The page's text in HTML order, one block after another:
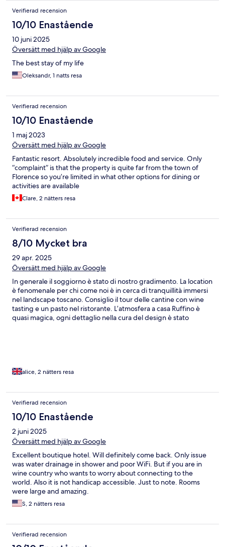
made us feel truly valued as guests. We would highly
recommend Casa Ruffino to anyone looking for a memorable
and enjoyable stay in Toscana. Thank you to the entire team for
such a fantastic experience! We will be back.
Verifierad recension
10/10 Enastående
10 juni 2025
Översätt med hjälp av Google
The best stay of my life
Oleksandr, 1 natts resa
Verifierad recension
10/10 Enastående
1 maj 2023
Översätt med hjälp av Google
Fantastic resort. Absolutely incredible food and service. Only
“complaint” is that the property is quite far from the town of
Florence so you’re limited in what other options for dining or
activities are available
Clare, 2 nätters resa
Verifierad recension
8/10 Mycket bra
29 apr. 2025
Översätt med hjälp av Google
In generale il soggiorno è stato di nostro gradimento. La location
è fenomenale per chi come noi è in cerca di tranquillità immersi
nel landscape toscano. Consiglio il tour delle cantine con wine
tasting e un pasto nel ristorante. L’atmosfera a casa Ruffino è
quasi magica, ogni dettaglio nella cura del design è stato
alice, 2 nätters resa
Verifierad recension
10/10 Enastående
2 juni 2025
Översätt med hjälp av Google
Excellent boutique hotel. Will definitely come back. Only issue
was water drainage in shower and poor WiFi. But if you are in
wine country who wants to worry about connecting to the
world. Also it is not handicap accessible. Just to note. Rooms
were large and amazing.
S, 2 nätters resa
Verifierad recension